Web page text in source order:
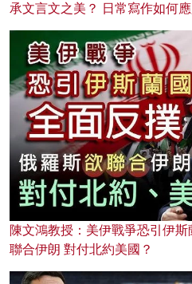
承文言文之美？ 日常寫作如何應
陳文鴻教授：美伊戰爭恐引伊
聯合伊朗 對付北約美國？